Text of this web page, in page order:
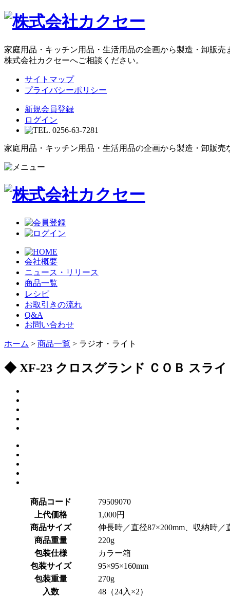
家庭用品・キッチン用品・生活用品の企画から製造・卸販売
株式会社カクセーへご相談ください。
サイトマップ
プライバシーポリシー
新規会員登録
ログイン
家庭用品・キッチン用品・生活用品の企画から製造・卸販売
会社概要
ニュース・リリース
商品一覧
レシピ
お取引きの流れ
Q&A
お問い合わせ
ホーム > 商品一覧 > ラジオ・ライト
◆ XF-23 クロスグランド ＣＯＢ スライ
商品コード
79509070
上代価格
1,000円
商品サイズ
伸長時／直径87×200mm、収納時／
商品重量
220g
包装仕様
カラー箱
包装サイズ
95×95×160mm
包装重量
270g
入数
48（24入×2）